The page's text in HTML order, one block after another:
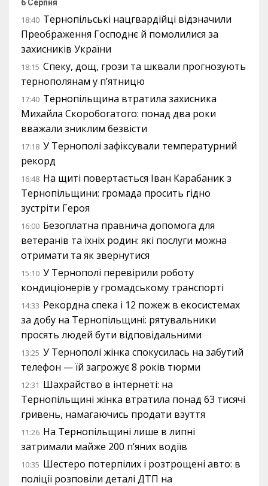
6 Серпня
18:40 Тернопільські нацгвардійці відзначили
Преображення Господнє й помолилися за
захисників України
18:15 Спеку, дощ, грози та шквали прогнозують
тернополянам у п’ятницю
17:40 Тернопільщина втратила захисника
Михайла Скоробогатого: понад два роки
вважали зниклим безвісти
17:18 У Тернополі зафіксували температурний
рекорд
16:48 На щиті повертається Іван Карабаник з
Тернопільщини: громада просить гідно
зустріти Героя
16:00 Безоплатна правнича допомога для
ветеранів та їхніх родин: які послуги можна
отримати та як звернутися
15:10 У Тернополі перевірили роботу
кондиціонерів у громадському транспорті
14:33 Рекордна спека і 12 пожеж в екосистемах
за добу на Тернопільщині: рятувальники
просять людей бути відповідальними
13:25 У Тернополі жінка спокусилась на забутий
телефон — їй загрожує 8 років тюрми
12:31 Шахрайство в інтернеті: на
Тернопільщині жінка втратила понад 63 тисячі
гривень, намагаючись продати взуття
11:26 На Тернопільщині лише в липні
затримали майже 200 п’яних водіїв
10:35 Шестеро потерпілих і розтрощені авто: в
поліції розповіли деталі ДТП на